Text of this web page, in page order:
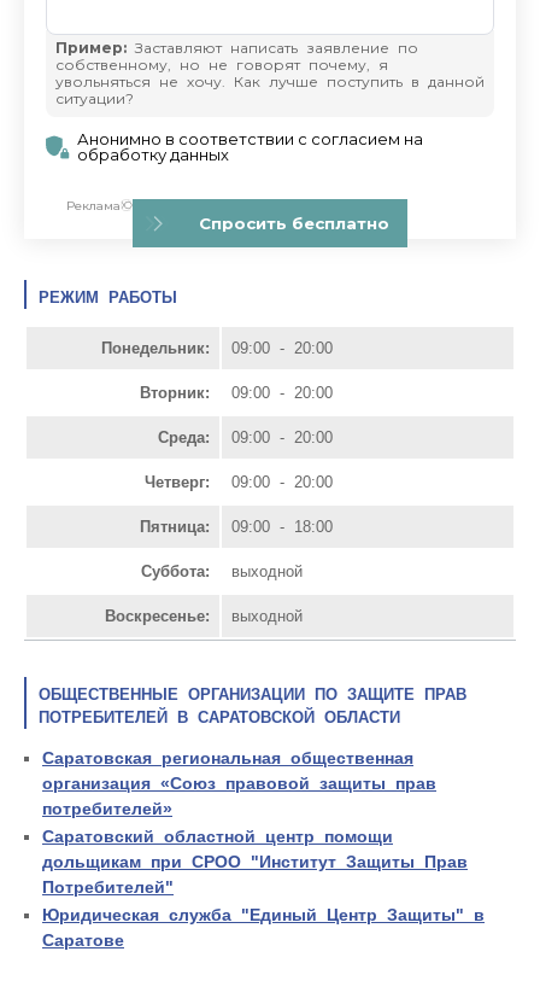
РЕЖИМ РАБОТЫ
Понедельник: 09:00 - 20:00
Вторник: 09:00 - 20:00
Среда: 09:00 - 20:00
Четверг: 09:00 - 20:00
Пятница: 09:00 - 18:00
Суббота: выходной
Воскресенье: выходной
ОБЩЕСТВЕННЫЕ ОРГАНИЗАЦИИ ПО ЗАЩИТЕ ПРАВ
ПОТРЕБИТЕЛЕЙ В САРАТОВСКОЙ ОБЛАСТИ
Саратовская региональная общественная
организация «Союз правовой защиты прав
потребителей»
Саратовский областной центр помощи
дольщикам при СРОО "Институт Защиты Прав
Потребителей"
Юридическая служба "Единый Центр Защиты" в
Саратове